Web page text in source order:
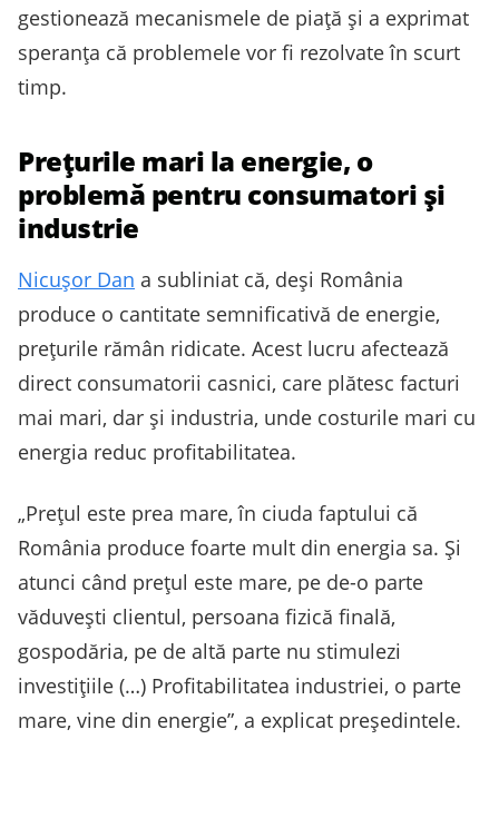
gestionează mecanismele de piață și a exprimat
speranța că problemele vor fi rezolvate în scurt
timp.
Prețurile mari la energie, o
problemă pentru consumatori și
industrie
Nicușor Dan a subliniat că, deși România
produce o cantitate semnificativă de energie,
prețurile rămân ridicate. Acest lucru afectează
direct consumatorii casnici, care plătesc facturi
mai mari, dar și industria, unde costurile mari cu
energia reduc profitabilitatea.
„Prețul este prea mare, în ciuda faptului că
România produce foarte mult din energia sa. Și
atunci când prețul este mare, pe de-o parte
văduvești clientul, persoana fizică finală,
gospodăria, pe de altă parte nu stimulezi
investițiile (…) Profitabilitatea industriei, o parte
mare, vine din energie”, a explicat președintele.